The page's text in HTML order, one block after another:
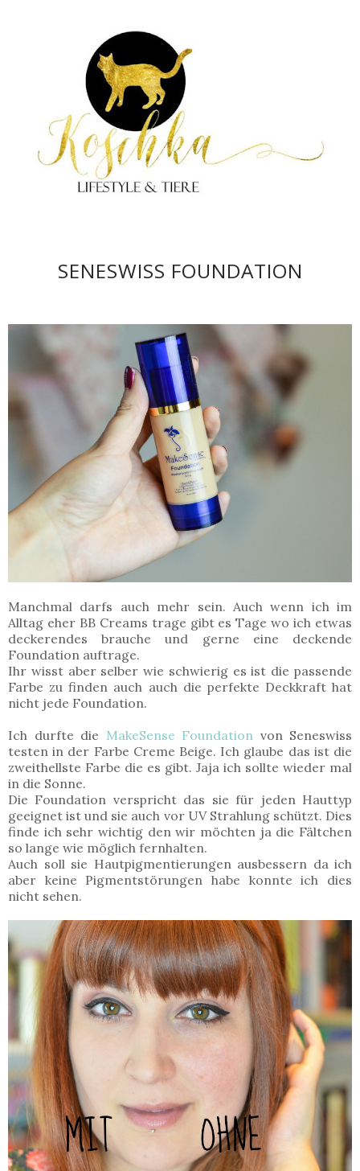
SENESWISS FOUNDATION
Manchmal darfs auch mehr sein. Auch wenn ich im
Alltag eher BB Creams trage gibt es Tage wo ich etwas
deckerendes brauche und gerne eine deckende
Foundation auftrage.
Ihr wisst aber selber wie schwierig es ist die passende
Farbe zu finden auch auch die perfekte Deckkraft hat
nicht jede Foundation.
Ich durfte die MakeSense Foundation von Seneswiss
testen in der Farbe Creme Beige. Ich glaube das ist die
zweithellste Farbe die es gibt. Jaja ich sollte wieder mal
in die Sonne.
Die Foundation verspricht das sie für jeden Hauttyp
geeignet ist und sie auch vor UV Strahlung schützt. Dies
finde ich sehr wichtig den wir möchten ja die Fältchen
so lange wie möglich fernhalten.
Auch soll sie Hautpigmentierungen ausbessern da ich
aber keine Pigmentstörungen habe konnte ich dies
nicht sehen.